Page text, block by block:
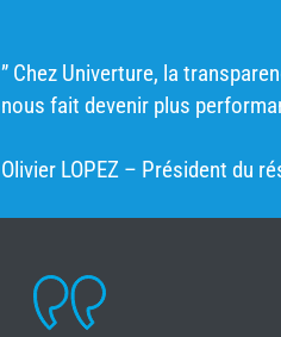
” Chez Univerture, la
nous fait devenir plus
Olivier LOPEZ – Président du